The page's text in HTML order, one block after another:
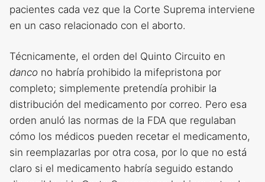
pacientes cada vez que la Corte Suprema interviene
en un caso relacionado con el aborto.
Técnicamente, el orden del Quinto Circuito en
danco no habría prohibido la mifepristona por
completo; simplemente pretendía prohibir la
distribución del medicamento por correo. Pero esa
orden anuló las normas de la FDA que regulaban
cómo los médicos pueden recetar el medicamento,
sin reemplazarlas por otra cosa, por lo que no está
claro si el medicamento habría seguido estando